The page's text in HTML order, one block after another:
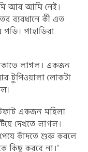
আর আমি নেই।
ব্যবধানে কী এত
পাহাড়িরা
লাগল। একজন
টুপিওয়ালা লোকটা
একজন মহিলা
দেখতে লাগল।
কাঁদতে শুরু করলে
কিছু করবে না।’